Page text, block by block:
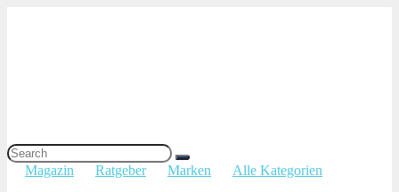
Magazin Ratgeber Marken Alle Kategorien